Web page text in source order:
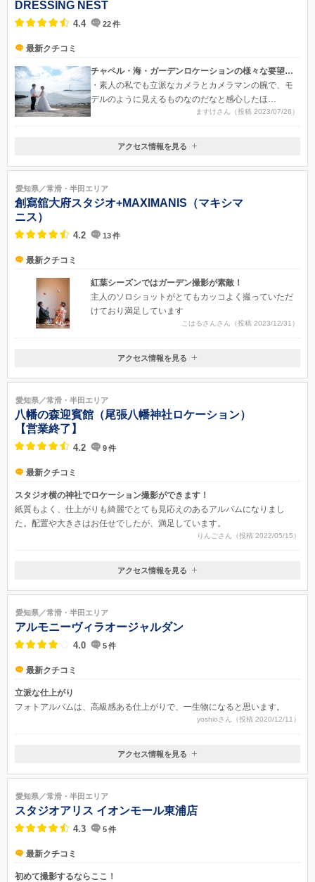
DRESSING NEST
4.4 22件
最新クチコミ
チャペル・海・ガーデンロケーションの様々な要望聞いて貰った！
・素人の私でも立派なカメラとカメラマンの腕で、モ
デルのように見えるものなのだなと感心したほ
ど！！！・親族が同じ写真を同時にiPhoneで撮った
が、プロの撮影には到底適っていなかった！
ますけさん（投稿 2023/07/26）
愛知県知多市新舞子大瀬8-9
● 名鉄常滑線「新舞子駅」より徒歩2分 ● 伊勢湾岸道・東海ICまたは名古
屋高速4号東海線・東海新宝ICから車で西知多産業道路経由15分
アクセス情報を見る
愛知県／常滑・半田エリア
創寫舘大府スタジオ+MAXIMANIS（マキシマ
ニス）
4.2 13件
最新クチコミ
紅葉シーズンではガーデン撮影が素敵！
主人のソロショットがとてもカッコよく撮っていただ
けており満足しています
こはるさんさん（投稿 2023/12/31）
愛知県大府市柊山町4-1
知多半島道路「大府・東海IC」から10～15分／伊勢湾岸自動車道「大府
IC」から10～15分／東海道線 大府駅より車で5分
アクセス情報を見る
愛知県／常滑・半田エリア
八幡の森迎賓館（尾張八幡神社ロケーション）
【営業終了】
4.2 9件
最新クチコミ
スタジオ横の神社でロケーション撮影ができます！
紙質もよく、仕上がりも綺麗でとても見応えのあるアルバムになりまし
た。配置や大きさはお任せでしたが、満足しています。
りんごさん（投稿 2022/05/15）
愛知県知多市八幡字荒古後87尾張八幡神社内
名鉄常滑線 寺本駅から徒歩５分
アクセス情報を見る
愛知県／常滑・半田エリア
アルモニーヴィラオージャルダン
4.0 5件
最新クチコミ
立派な仕上がり
フォトアルバムは、高級感ある仕上がりで、一生物になると思います。
yoshioさん（投稿 2020/12/11）
愛知県常滑市りんくう町三丁目10番7
アクセス情報を見る
愛知県／常滑・半田エリア
スタジオアリス イオンモール東浦店
4.3 5件
最新クチコミ
初めて撮影するならここ！